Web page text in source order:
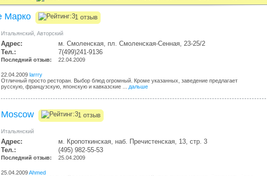
Марко 1 отзыв
Итальянский Авторский
Адрес:
м. Смоленская, пл. Смоленская-Сенная, 23-25/2
Тел.:
7(499)241-9136
Последний отзыв: 22.04.2009
22.04.2009 larrry
Отличный просто ресторан. Выбор блюд огромный. Кроме указанных, заведение предлагает
русскую, французскую, японскую и кавказские ... дальше
1 отзыв
Итальянский
Адрес:
м. Кропоткинская, наб. Пречистенская, 13, стр. 3
Тел.:
(495) 982-55-53
Последний отзыв: 25.04.2009
25.04.2009Ahmed